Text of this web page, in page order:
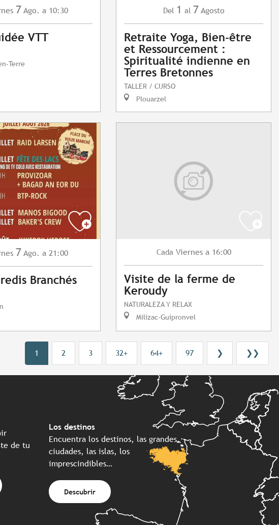
7 Ago. a 10:30
VTT
Terre
Del 1 al 7 Agosto
Retraite Yoga, Bien-être
et Ressourcement :
Spiritualité indienne en
Terres Bretonnes
TALLER / CURSO
Plouarzel
7 Ago. a 21:00
Branchés
Cada Viernes a 16:00
Visite de la ferme de
Keroudy
NATURALEZA Y RELAX
Milizac-Guipronvel
1 2 3 32+ 64+ 97 ❯ ❯❯
de tu
Los destinos
Encuentra los destinos, las grandes
ciudades, las islas, los
imprescindibles…
Descubrir